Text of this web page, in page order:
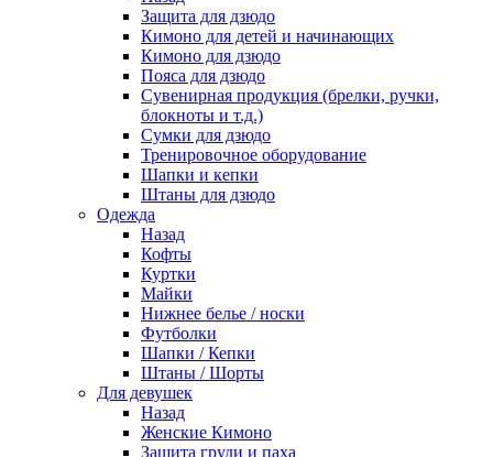
Защита для дзюдо
Кимоно для детей и начинающих
Кимоно для дзюдо
Пояса для дзюдо
Сувенирная продукция (брелки, ручки,
блокноты и т.д.)
Сумки для дзюдо
Тренировочное оборудование
Шапки и кепки
Штаны для дзюдо
Одежда
Назад
Кофты
Куртки
Майки
Нижнее белье / носки
Футболки
Шапки / Кепки
Штаны / Шорты
Для девушек
Назад
Женские Кимоно
Защита груди и паха